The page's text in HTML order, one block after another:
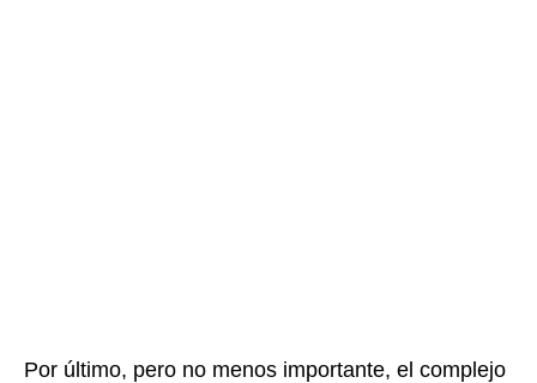
Por último, pero no menos importante, el complejo